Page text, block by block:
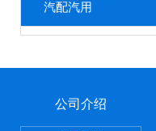
汽配汽用
公司介绍